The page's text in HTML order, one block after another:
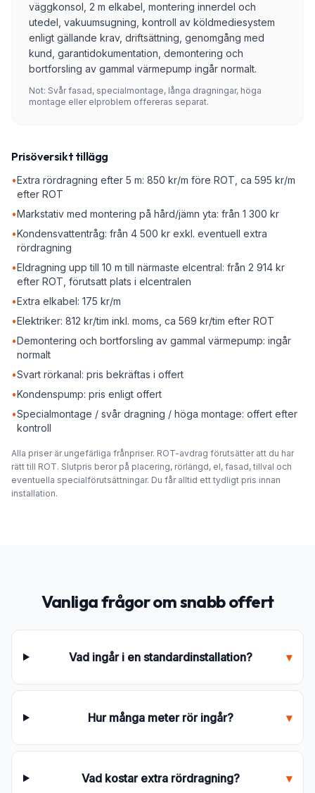
väggkonsol, 2 m elkabel, montering innerdel och
utedel, vakuumsugning, kontroll av köldmediesystem
enligt gällande krav, driftsättning, genomgång med
kund, garantidokumentation, demontering och
bortforsling av gammal värmepump ingår normalt.
Not: Svår fasad, specialmontage, långa dragningar, höga
montage eller elproblem offereras separat.
Prisöversikt tillägg
•Extra rördragning efter 5 m: 850 kr/m före ROT, ca 595 kr/m
efter ROT
•Markstativ med montering på hård/jämn yta: från 1 300 kr
•Kondensvattentråg: från 4 500 kr exkl. eventuell extra
rördragning
•Eldragning upp till 10 m till närmaste elcentral: från 2 914 kr
efter ROT, förutsatt plats i elcentralen
•Extra elkabel: 175 kr/m
•Elektriker: 812 kr/tim inkl. moms, ca 569 kr/tim efter ROT
•Demontering och bortforsling av gammal värmepump: ingår
normalt
•Svart rörkanal: pris bekräftas i offert
•Kondenspump: pris enligt offert
•Specialmontage / svår dragning / höga montage: offert efter
kontroll
Alla priser är ungefärliga frånpriser. ROT-avdrag förutsätter att du har
rätt till ROT. Slutpris beror på placering, rörlängd, el, fasad, tillval och
eventuella specialförutsättningar. Du får alltid ett tydligt pris innan
installation.
Vanliga frågor om snabb offert
Vad ingår i en standardinstallation? ▾
Hur många meter rör ingår? ▾
Vad kostar extra rördragning? ▾